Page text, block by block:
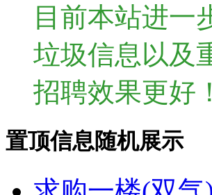
目前本站进一
垃圾信息以及
招聘效果更好！
置顶信息随机展示